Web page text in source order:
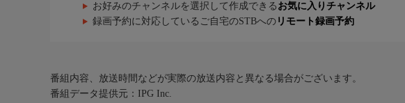
お好みのチャンネルを選択して作成できる お気に入りチャンネル
録画予約に対応しているご自宅のSTBへの リモート録画予約
番組内容、放送時間などが実際の放送内容と異なる場合がございます。
番組データ提供元：IPG Inc.